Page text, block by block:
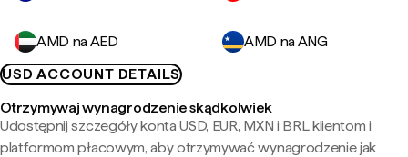
AMD na AED
AMD na ANG
USD ACCOUNT DETAILS
Otrzymywaj wynagrodzenie skądkolwiek
Udostępnij szczegóły konta USD, EUR, MXN i BRL klientom i
platformom płacowym, aby otrzymywać wynagrodzenie jak